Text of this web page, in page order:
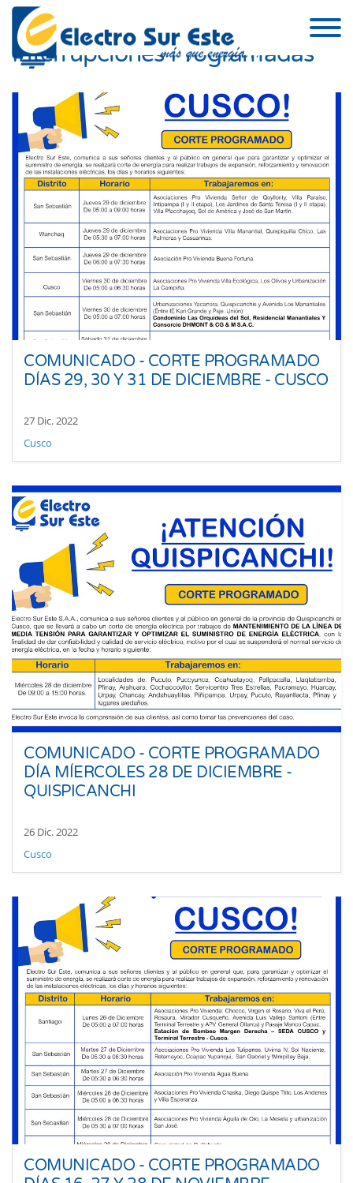
Interrupciones Programadas
COMUNICADO - CORTE PROGRAMADO
DÍAS 29, 30 Y 31 DE DICIEMBRE - CUSCO
27 Dic. 2022
Cusco
COMUNICADO - CORTE PROGRAMADO
DÍA MÍERCOLES 28 DE DICIEMBRE -
QUISPICANCHI
26 Dic. 2022
Cusco
COMUNICADO - CORTE PROGRAMADO